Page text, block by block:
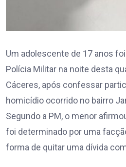
Um adolescente de 17 anos
Polícia Militar na noite desta
Cáceres, após confessar
homicídio ocorrido no bairro
Segundo a PM, o menor
foi determinado por uma
forma de quitar uma dívida